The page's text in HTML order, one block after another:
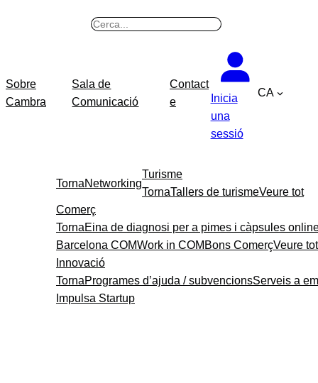
B
Sobre
Cambra
Sala de
Comunicació
Contact
e
Inicia
una
sessió
CA
TornaNetworking
Turisme
TornaTallers de turismeVeure tot
Comerç
TornaEina de diagnosi per a pimes i càpsules
Barcelona COMWork in COM Bons ComerçVeure tot
Innovació
TornaProgrames d’ajuda / subvencionsServeis a
Impulsa Startup